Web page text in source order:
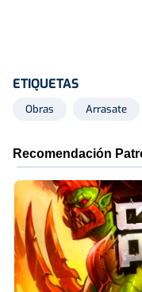
ETIQUETAS
Obras Arrasate